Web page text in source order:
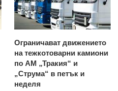
Ограничават движението
на тежкотоварни камиони
по АМ „Тракия“ и
„Струма“ в петък и
неделя